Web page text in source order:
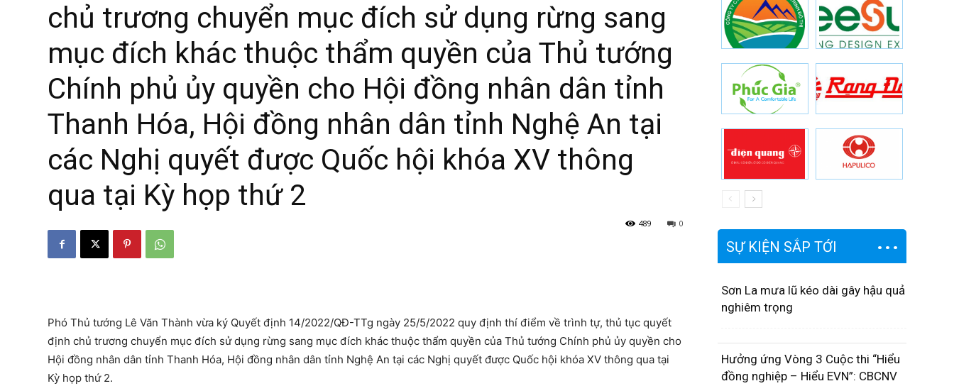
chủ trương chuyển mục đích sử dụng rừng sang
mục đích khác thuộc thẩm quyền của Thủ tướng
Chính phủ ủy quyền cho Hội đồng nhân dân tỉnh
Thanh Hóa, Hội đồng nhân dân tỉnh Nghệ An tại
các Nghị quyết được Quốc hội khóa XV thông
qua tại Kỳ họp thứ 2
0
489
Phó Thủ tướng Lê Văn Thành vừa ký Quyết định 14/2022/QĐ-TTg ngày 25/5/2022 quy định thí điểm về trình tự, thủ tục quyết
định chủ trương chuyển mục đích sử dụng rừng sang mục đích khác thuộc thẩm quyền của Thủ tướng Chính phủ ủy quyền cho
Hội đồng nhân dân tỉnh Thanh Hóa, Hội đồng nhân dân tỉnh Nghệ An tại các Nghị quyết được Quốc hội khóa XV thông qua tại
Kỳ họp thứ 2.
SỰ KIỆN SẮP TỚI
Sơn La mưa lũ kéo dài gây hậu quả
nghiêm trọng
Hưởng ứng Vòng 3 Cuộc thi “Hiểu
đồng nghiệp – Hiểu EVN”: CBCNV